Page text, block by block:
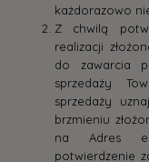
każdorazowo
Z chwilą
realizacji
do zawarcia
sprzedaży
sprzedaży
brzmieniu
na Adres e-
potwierdzenie